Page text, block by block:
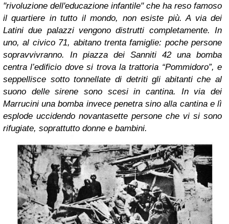
"rivoluzione dell'educazione infantile" che ha reso famoso
il quartiere in tutto il mondo, non esiste più. A via dei
Latini due palazzi vengono distrutti completamente. In
uno, al civico 71, abitano trenta famiglie: poche persone
sopravvivranno. In piazza dei Sanniti 42 una bomba
centra l’edificio dove si trova la trattoria “Pommidoro”, e
seppellisce sotto tonnellate di detriti gli abitanti che al
suono delle sirene sono scesi in cantina. In via dei
Marrucini una bomba invece penetra sino alla cantina e lì
esplode uccidendo novantasette persone che vi si sono
rifugiate, soprattutto donne e bambini.